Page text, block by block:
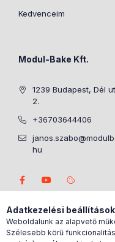
Kedvenceim
Modul-Bake Kft.
1239 Budapest, Dél
2.
+36703644406
hu
Adatkezelési beállítások
Weboldalunk az alapvető
Szélesebb körű